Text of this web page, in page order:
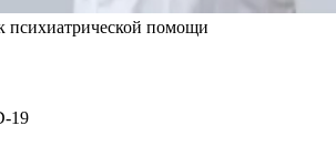
психиатрической помощи
19